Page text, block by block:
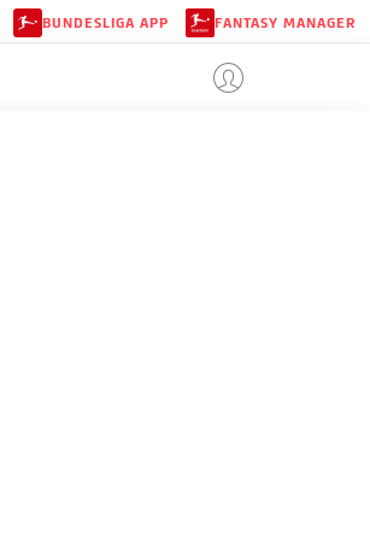
BUNDESLIGA APP FANTASY MANAGER